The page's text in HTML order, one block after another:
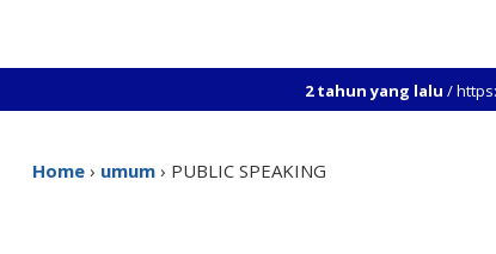
2 tahun yang lalu/ https://
Home › umum › PUBLIC SPEAKING